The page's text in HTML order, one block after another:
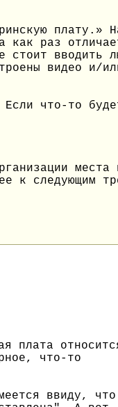
плату.»
как раз
стоит вводить
видео и/
Если что-то
места
к следующим
плата
что-то
ввиду, что